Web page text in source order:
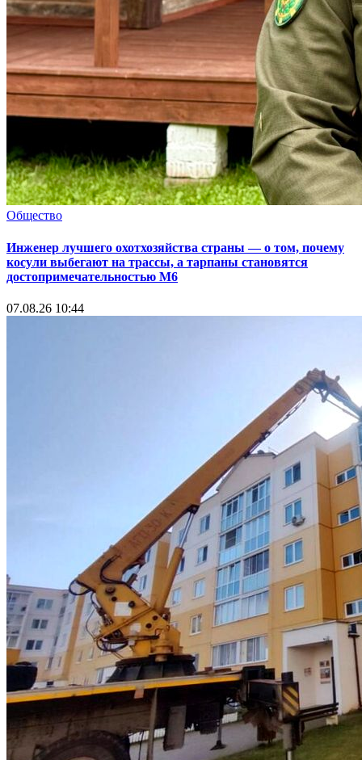
Общество
Инженер лучшего охотхозяйства страны — о том, почему
косули выбегают на трассы, а тарпаны становятся
достопримечательностью М6
07.08.26 10:44